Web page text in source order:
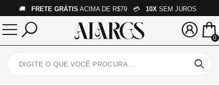
🚚 FRETE GRÁTIS ACIMA DE R$79 💳 10X SEM JUROS
0